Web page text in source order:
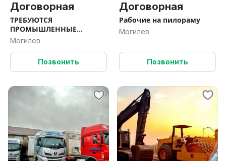
Договорная
ТРЕБУЮТСЯ
ПРОМЫШЛЕННЫЕ
АЛЬПИНИСТЫ
Могилев
Позвонить
Договорная
Рабочие на пилораму
Могилев
Позвонить